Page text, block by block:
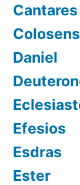
Cantares
Daniel
Efesios
Esdras
Ester